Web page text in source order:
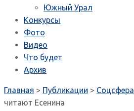
Южный Урал
Конкурсы
Фото
Видео
Что будет
Архив
Главная > Публикации > Соцсфера
читают Есенина